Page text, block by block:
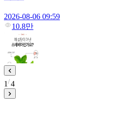
2026-08-06 09:59
10.8만
1 4